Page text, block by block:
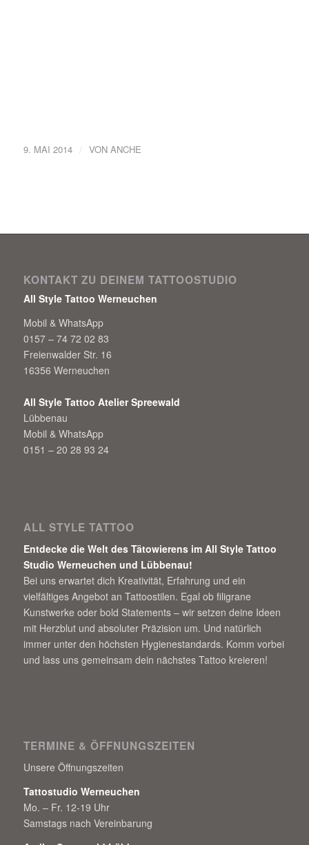
9. MAI 2014 / VON ANCHE
KONTAKT ZU DEINEM TATTOOSTUDIO
All Style Tattoo Werneuchen
Mobil & WhatsApp
0157 – 74 72 02 83
Freienwalder Str. 16
16356 Werneuchen
All Style Tattoo Atelier Spreewald
Lübbenau
Mobil & WhatsApp
0151 – 20 28 93 24
ALL STYLE TATTOO
Entdecke die Welt des Tätowierens im All Style Tattoo
Studio Werneuchen und Lübbenau!
Bei uns erwartet dich Kreativität, Erfahrung und ein
vielfältiges Angebot an Tattoostilen. Egal ob filigrane
Kunstwerke oder bold Statements – wir setzen deine Ideen
mit Herzblut und absoluter Präzision um. Und natürlich
immer unter den höchsten Hygienestandards. Komm vorbei
und lass uns gemeinsam dein nächstes Tattoo kreieren!
TERMINE & ÖFFNUNGSZEITEN
Unsere Öffnungszeiten
Tattostudio Werneuchen
Mo. – Fr. 12-19 Uhr
Samstags nach Vereinbarung